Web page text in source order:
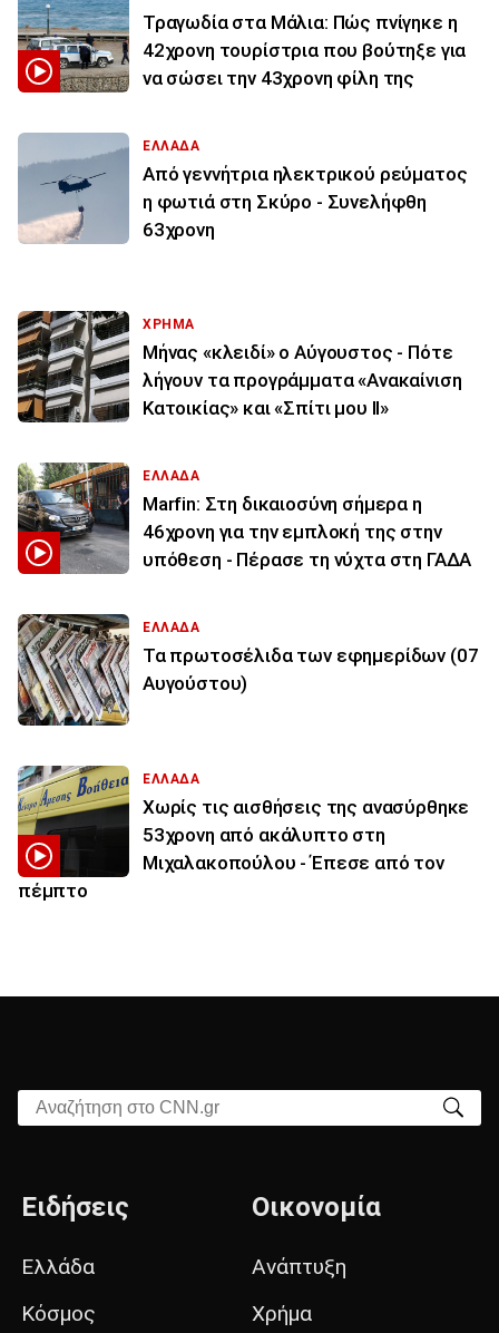
Τραγωδία στα Μάλια: Πώς πνίγηκε η
42χρονη τουρίστρια που βούτηξε για
να σώσει την 43χρονη φίλη της
ΕΛΛΑΔΑ
Από γεννήτρια ηλεκτρικού ρεύματος
η φωτιά στη Σκύρο - Συνελήφθη
63χρονη
ΧΡΗΜΑ
Μήνας «κλειδί» ο Αύγουστος - Πότε
λήγουν τα προγράμματα «Ανακαίνιση
Κατοικίας» και «Σπίτι μου ΙΙ»
ΕΛΛΑΔΑ
Marfin: Στη δικαιοσύνη σήμερα η
46χρονη για την εμπλοκή της στην
υπόθεση - Πέρασε τη νύχτα στη ΓΑΔΑ
ΕΛΛΑΔΑ
Τα πρωτοσέλιδα των εφημερίδων (07
Αυγούστου)
ΕΛΛΑΔΑ
Χωρίς τις αισθήσεις της ανασύρθηκε
53χρονη από ακάλυπτο στη
Μιχαλακοπούλου - Έπεσε από τον
πέμπτο
Αναζήτηση στο CNN.gr
Ειδήσεις
Ελλάδα
Κόσμος
Οικονομία
Ανάπτυξη
Χρήμα